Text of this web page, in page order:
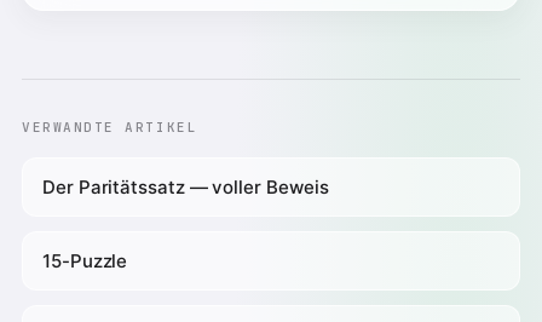
VERWANDTE ARTIKEL
Der Paritätssatz — voller Beweis
15-Puzzle